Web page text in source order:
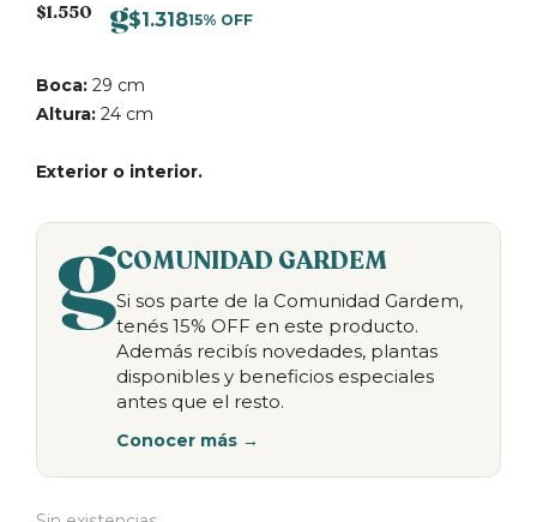
$1.550 $1.31815% OFF
Boca: 29 cm
Altura: 24 cm
Exterior o interior.
COMUNIDAD GARDEM
Si sos parte de la Comunidad Gardem,
tenés 15% OFF en este producto.
Además recibís novedades, plantas
disponibles y beneficios especiales
antes que el resto.
Conocer más →